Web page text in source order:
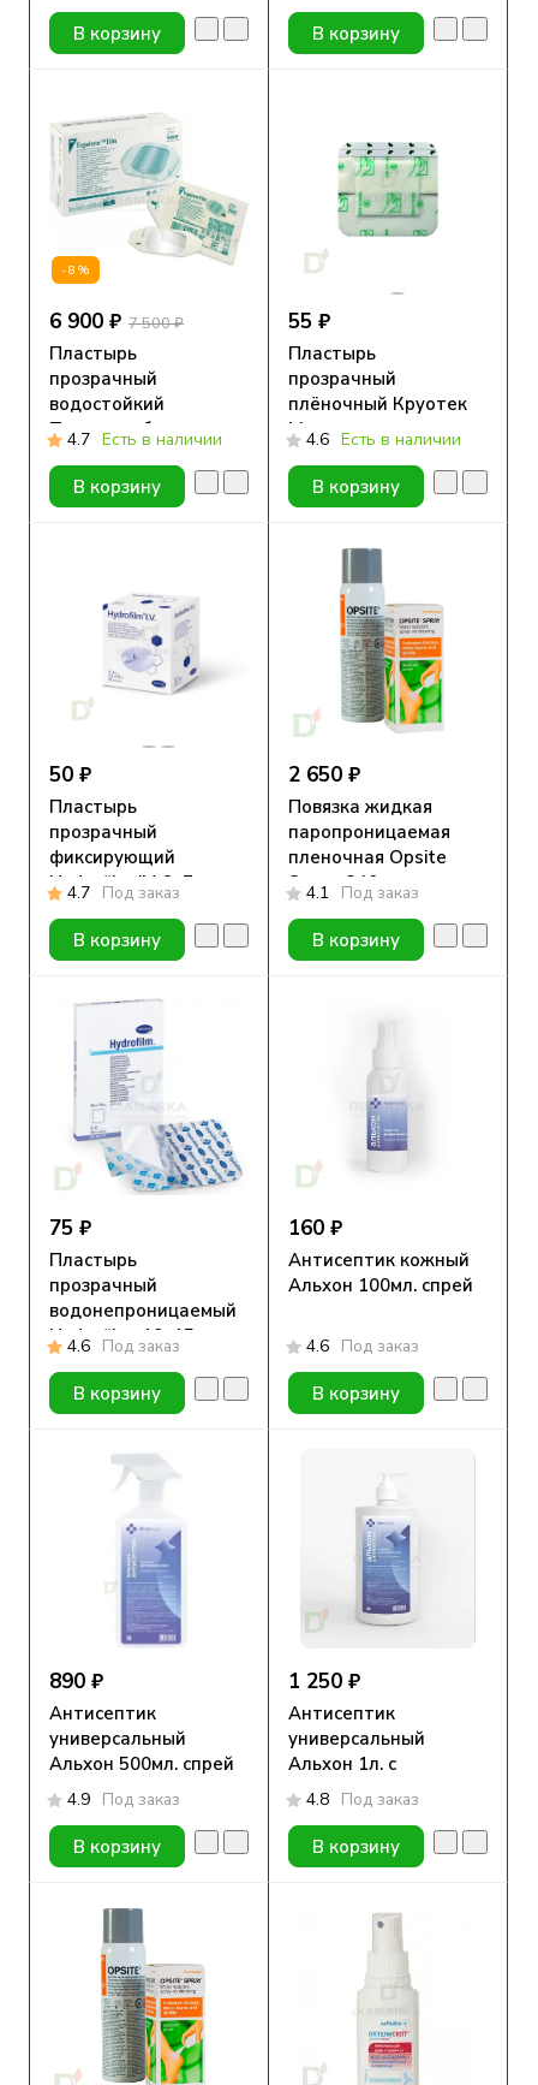
В корзину В корзину
-8%
6 900 ₽ 7 500 ₽
Пластырь
прозрачный
водостойкий
Тегадерм без выреза
(3M™ Tegaderm Film)
1624W, 6 x 7 см, упак.
100 шт
4.7 Есть в наличии
В корзину
55 ₽
Пластырь
прозрачный
плёночный Круотек
Медитек с
подушечкой, 9x10см
4.6 Есть в наличии
В корзину
50 ₽
Пластырь
прозрачный
фиксирующий
Hydrofilm IV, 9x7 cм
4.7 Под заказ
В корзину
2 650 ₽
Повязка жидкая
паропроницаемая
пленочная Opsite
Spray, 240 мл,
аэрозоль
4.1 Под заказ
В корзину
75 ₽
Пластырь
прозрачный
водонепроницаемый
Hydrofilm, 10х15см.
4.6 Под заказ
В корзину
160 ₽
Антисептик кожный
Альхон 100мл. спрей
4.6 Под заказ
В корзину
890 ₽
Антисептик
универсальный
Альхон 500мл. спрей
4.9 Под заказ
В корзину
1 250 ₽
Антисептик
универсальный
Альхон 1л. с
дозатором
4.8 Под заказ
В корзину